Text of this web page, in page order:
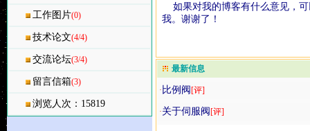
工作图片(0)
技术论文(4/4)
交流论坛(3/4)
留言信箱(3)
浏览人次：15819
如果对我的博客有什么意见，可
我。谢谢了！
最新信息
· 比例阀 [评]
·关于伺服阀 [评]